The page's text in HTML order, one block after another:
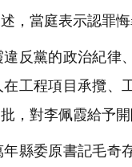
，當庭表示認罪
反黨的政治紀律
工程項目承攬、
，對李佩霞給予開
縣委原書記毛奇